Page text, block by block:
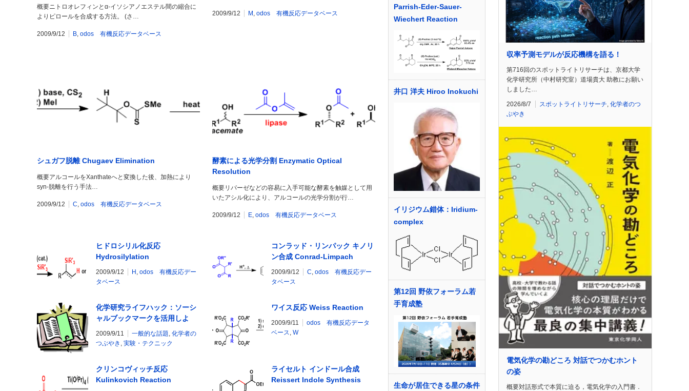
概要ニトロオレフィンとα-イソシアノエステル間の縮合に
よりピロールを合成する方法。 (さ…
2009/9/12 B, odos 有機反応データベース
2009/9/12 M , odos 有機反応データベース
シュガフ脱離 Chugaev Elimination
概要アルコールをXanthateへと変換した後、加熱により
syn-脱離を行う手法…
2009/9/12 C, odos 有機反応データベース
酵素による光学分割 Enzymatic Optical
Resolution
概要リパーゼなどの容易に入手可能な酵素を触媒として用
いたアシル化により、アルコールの光学分割が行…
2009/9/12 E, odos 有機反応データベース
ヒドロシリル化反応
Hydrosilylation
2009/9/12 H , odos 有機反応デー
タベース
コンラッド・リンパック キノリ
ン合成 Conrad-Limpach
Quinoline Synthesis
2009/9/12 C, odos 有機反応デー
タベース
化学研究ライフハック：ソーシ
ャルブックマークを活用しよ
2009/9/11 一般的な話題, 化学者の
つぶやき , 実験・テクニック
ワイス反応 Weiss Reaction
2009/9/11
odos 有機反応データ
ベース, W
クリンコヴィッチ反応
Kulinkovich Reaction
ライセルト インドール合成
Reissert Indole Synthesis
Parrish-Eder-Sauer-
Wiechert Reaction
井口 洋夫 Hiroo Inokuchi
イリジウム錯体：Iridium-
complex
第12回 野依フォーラム若
手育成塾
生命が居住できる星の条件
収率予測モデルが反応機構を語る！
第716回のスポットライトリサーチは、京都大学
化学研究所（中村研究室）道場貴大 助教にお願い
しました…
2026/8/7 スポットライトリサーチ 化学者のつ
ぶやき
電気化学の勘どころ 対話でつかむホント
の姿
概要対話形式で本質に迫る，電気化学の入門書．